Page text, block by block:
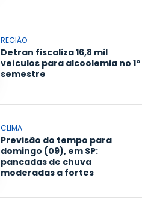
REGIÃO
Detran fiscaliza 16,8 mil
veículos para alcoolemia no 1º
semestre
CLIMA
Previsão do tempo para
domingo (09), em SP:
pancadas de chuva
moderadas a fortes